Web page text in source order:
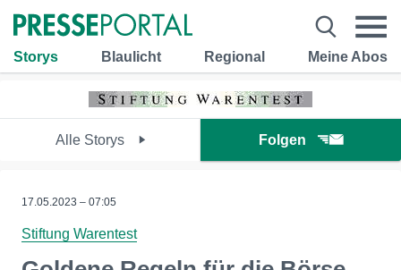
Storys Blaulicht Regional Meine Abos
Alle Storys Folgen
17.05.2023 – 07:05
Stiftung Warentest